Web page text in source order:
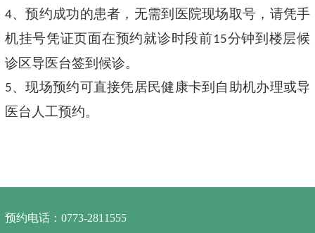
4、预约成功的患者，无需到医院现场取号，请凭手
机挂号凭证页面在预约就诊时段前15分钟到楼层候
诊区导医台签到候诊。
5、现场预约可直接凭居民健康卡到自助机办理或导
医台人工预约。
预约电话：0773-2811555